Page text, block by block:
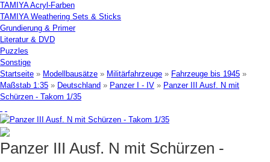
TAMIYA Acryl-Farben
TAMIYA Weathering Sets & Sticks
Grundierung & Primer
Literatur & DVD
Puzzles
Sonstige
Startseite » Modellbausätze » Militärfahrzeuge » Fahrzeuge bis 1945 »
Maßstab 1:35 » Deutschland » Panzer I - IV » Panzer III Ausf. N mit
Schürzen - Takom 1/35
Panzer III Ausf. N mit Schürzen -